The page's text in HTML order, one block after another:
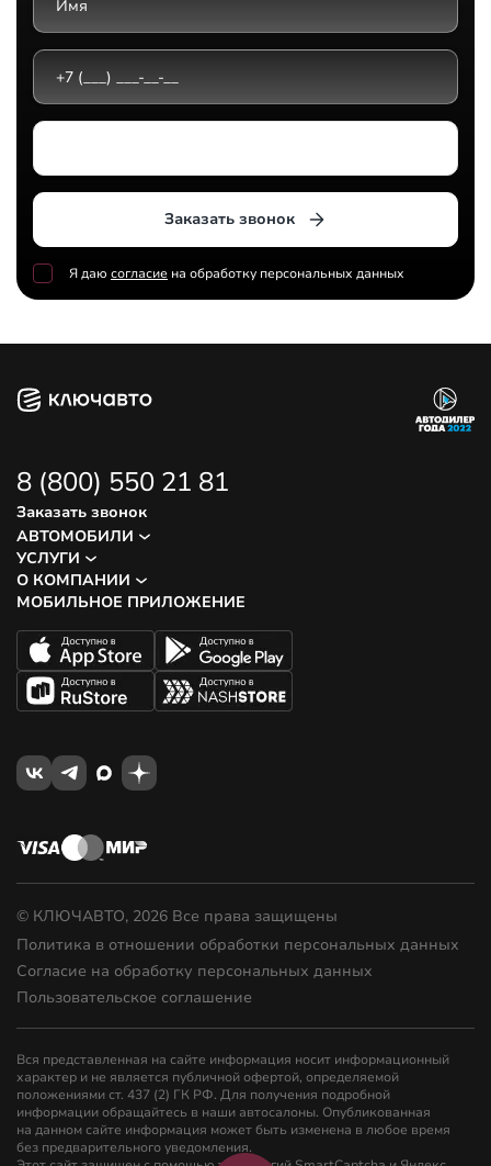
Заказать звонок
Я даю согласие на обработку персональных данных
8 (800) 550 21 81
Заказать звонок
АВТОМОБИЛИ
УСЛУГИ
О КОМПАНИИ
МОБИЛЬНОЕ ПРИЛОЖЕНИЕ
© КЛЮЧАВТО, 2026 Все права защищены
Политика в отношении обработки персональных данных
Согласие на обработку персональных данных
Пользовательское соглашение
Вся представленная на сайте информация носит информационный
характер и не является публичной офертой, определяемой
положениями ст. 437 (2) ГК РФ. Для получения подробной
информации обращайтесь в наши автосалоны. Опубликованная
на данном сайте информация может быть изменена в любое время
без предварительного уведомления.